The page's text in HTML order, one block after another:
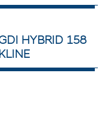
HYBRID 158